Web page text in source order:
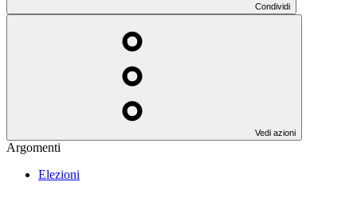
Condividi
Vedi azioni
Argomenti
Elezioni